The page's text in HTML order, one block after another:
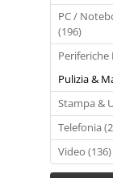
PC /
(196)
Periferiche
Pulizia &
Stampa &
Telefonia
Video (136)